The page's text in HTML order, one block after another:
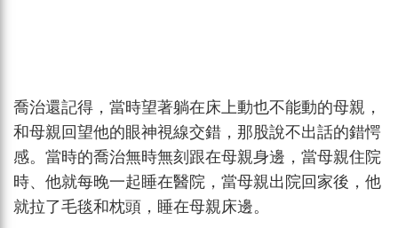
喬治還記得，當時望著躺在床上動也不能動的母親，
和母親回望他的眼神視線交錯，那股說不出話的錯愕
感。當時的喬治無時無刻跟在母親身邊，當母親住院
時、他就每晚一起睡在醫院，當母親出院回家後，他
就拉了毛毯和枕頭，睡在母親床邊。